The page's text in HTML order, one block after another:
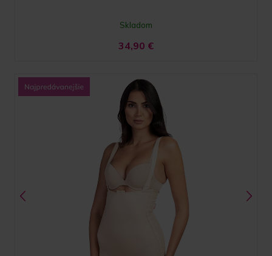
Skladom
34,90 €